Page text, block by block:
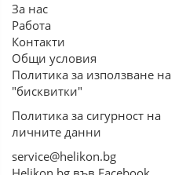
За нас
Работа
Контакти
Общи условия
Политика за използване на
"бисквитки"
Политика за сигурност на
личните данни
service@helikon.bg